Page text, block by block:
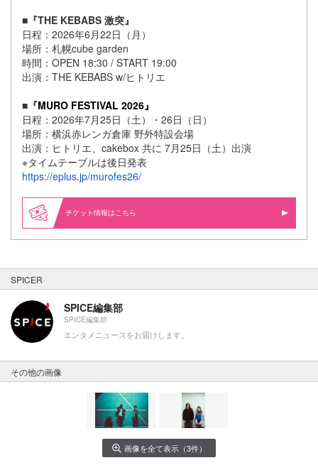
■『THE KEBABS 激突』
日程：2026年6月22日（月）
場所：札幌cube garden
時間：OPEN 18:30 / START 19:00
出演：THE KEBABS w/ヒトリエ
■『MURO FESTIVAL 2026』
日程：2026年7月25日（土）・26日（日）
場所：横浜赤レンガ倉庫 野外特設会場
出演：ヒトリエ、cakebox 共に 7月25日（土）出演
※タイムテーブルは後日発表
https://eplus.jp/murofes26/
情報はこちら
SPICER
SPICE編集部
SPICE編集部
エンタメニュースをお届けします。
その他の画像
画像を全て表示（3件）